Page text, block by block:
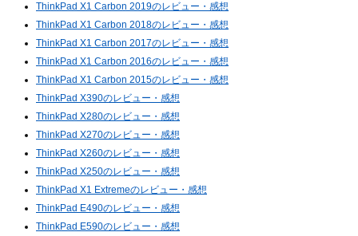
ThinkPad X1 Carbon 2019のレビュー・感想
ThinkPad X1 Carbon 2018のレビュー・感想
ThinkPad X1 Carbon 2017のレビュー・感想
ThinkPad X1 Carbon 2016のレビュー・感想
ThinkPad X1 Carbon 2015のレビュー・感想
ThinkPad X390のレビュー・感想
ThinkPad X280のレビュー・感想
ThinkPad X270のレビュー・感想
ThinkPad X260のレビュー・感想
ThinkPad X250のレビュー・感想
ThinkPad X1 Extremeのレビュー・感想
ThinkPad E490のレビュー・感想
ThinkPad E590のレビュー・感想